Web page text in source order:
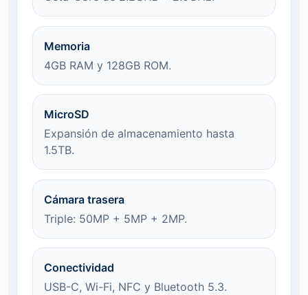
Memoria
4GB RAM y 128GB ROM.
MicroSD
Expansión de almacenamiento hasta
1.5TB.
Cámara trasera
Triple: 50MP + 5MP + 2MP.
Conectividad
USB-C, Wi-Fi, NFC y Bluetooth 5.3.